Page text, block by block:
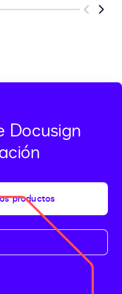
Previous
Next
Docusign
productos